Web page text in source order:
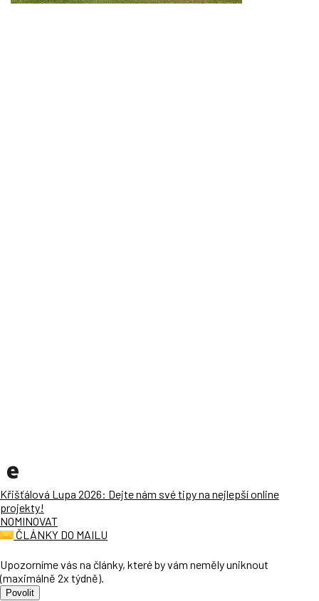
Křišťálová Lupa 2026: Dejte nám své tipy na nejlepší online
projekty!
NOMINOVAT
ČLÁNKY DO MAILU
Upozorníme vás na články, které by vám neměly uniknout
(maximálně 2x týdně).
Povolit